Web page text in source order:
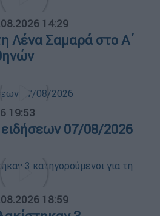
14:29
Λένα Σαμαρά στο Α΄
19:53
ειδήσεων 07/08/2026
18:59